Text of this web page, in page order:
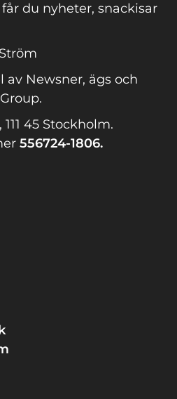
du nyheter, snackisar
av Newsner, ägs och
45 Stockholm.
556724-1806.